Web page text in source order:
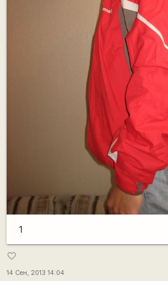
1
favorite_border
14 Сен, 2013 14:04